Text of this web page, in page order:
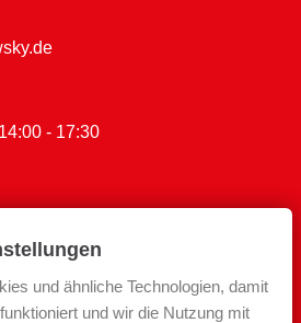
- 17:30
und ähnliche Technologien, damit
und wir die Nutzung mit